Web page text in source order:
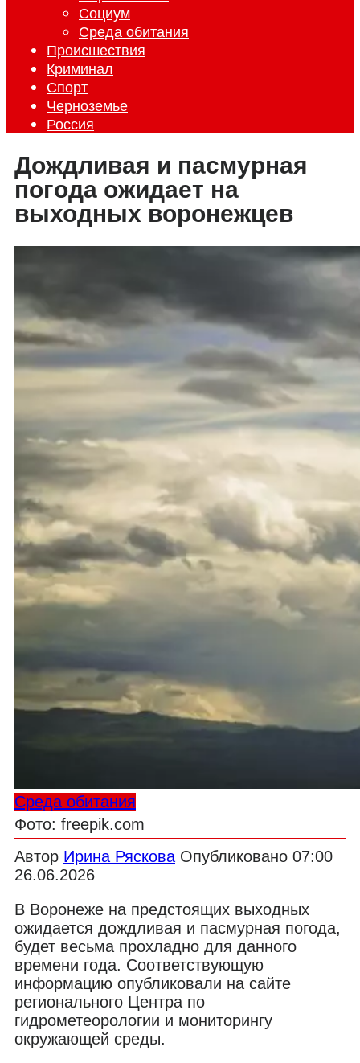
Социум
Среда обитания
Происшествия
Криминал
Спорт
Черноземье
Россия
Дождливая и пасмурная
погода ожидает на
выходных воронежцев
Среда обитания
Фото: freepik.com
Автор Ирина Ряскова Опубликовано 07:00
26.06.2026
В Воронеже на предстоящих выходных
ожидается дождливая и пасмурная погода,
будет весьма прохладно для данного
времени года. Соответствующую
информацию опубликовали на сайте
регионального Центра по
гидрометеорологии и мониторингу
окружающей среды.